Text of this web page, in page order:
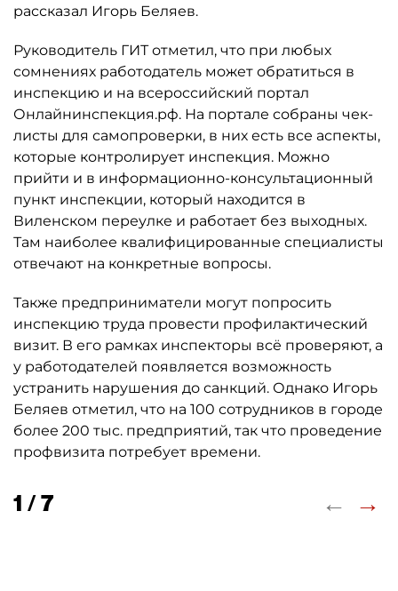
рассказал Игорь Беляев.
Руководитель ГИТ отметил, что при любых
сомнениях работодатель может обратиться в
инспекцию и на всероссийский портал
Онлайнинспекция.рф. На портале собраны чек-
листы для самопроверки, в них есть все аспекты,
которые контролирует инспекция. Можно
прийти и в информационно-консультационный
пункт инспекции, который находится в
Виленском переулке и работает без выходных.
Там наиболее квалифицированные специалисты
отвечают на конкретные вопросы.
Также предприниматели могут попросить
инспекцию труда провести профилактический
визит. В его рамках инспекторы всё проверяют, а
у работодателей появляется возможность
устранить нарушения до санкций. Однако Игорь
Беляев отметил, что на 100 сотрудников в городе
более 200 тыс. предприятий, так что проведение
профвизита потребует времени.
1 / 7 ← →